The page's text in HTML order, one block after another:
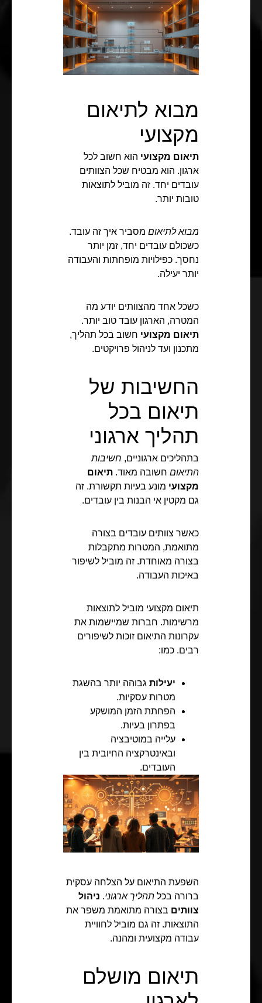
מבוא לתיאום
מקצועי
תיאום מקצועי הוא חשוב לכל
ארגון. הוא מבטיח שכל הצוותים
עובדים יחד. זה מוביל לתוצאות
טובות יותר.
מבוא לתיאום מסביר איך זה עובד.
כשכולם עובדים יחד, זמן יותר
נחסך. כפילויות מופחתות והעבודה
יותר יעילה.
כשכל אחד מהצוותים יודע מה
המטרה, הארגון עובד טוב יותר.
תיאום מקצועי חשוב בכל תהליך,
מתכנון ועד לניהול פרויקטים.
החשיבות של
תיאום בכל
תהליך ארגוני
בתהליכים ארגוניים, חשיבות
התיאום חשובה מאוד. תיאום
מקצועי מונע בעיות תקשורת. זה
גם מקטין אי הבנות בין עובדים.
כאשר צוותים עובדים בצורה
מתואמת, המטרות מתקבלות
בצורה מאוחדת. זה מוביל לשיפור
באיכות העבודה.
תיאום מקצועי מוביל לתוצאות
מרשימות. חברות שמיישמות את
עקרונות התיאום זוכות לשיפורים
רבים. כמו:
יעילות גבוהה יותר בהשגת
מטרות עסקיות.
הפחתת הזמן המושקע
בפתרון בעיות.
עלייה במוטיבציה
ובאינטרקציה החיובית בין
העובדים.
השפעת התיאום על הצלחה עסקית
ברורה בכל תהליך ארגוני. ניהול
צוותים בצורה מתואמת משפר את
התוצאות. זה גם מוביל לחוויית
עבודה מקצועית ומהנה.
תיאום מושלם